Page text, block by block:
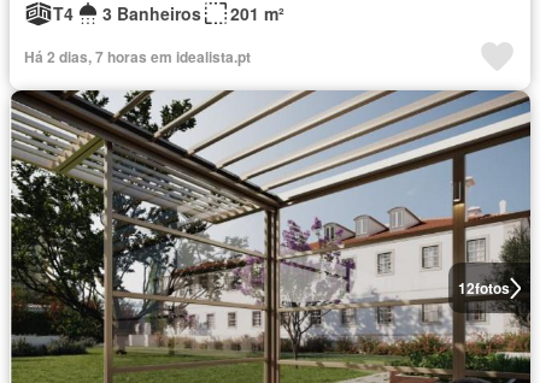
T4
3 Banheiros 201 m²
Há 2 dias, 7 horas em idealista.pt
12fotos